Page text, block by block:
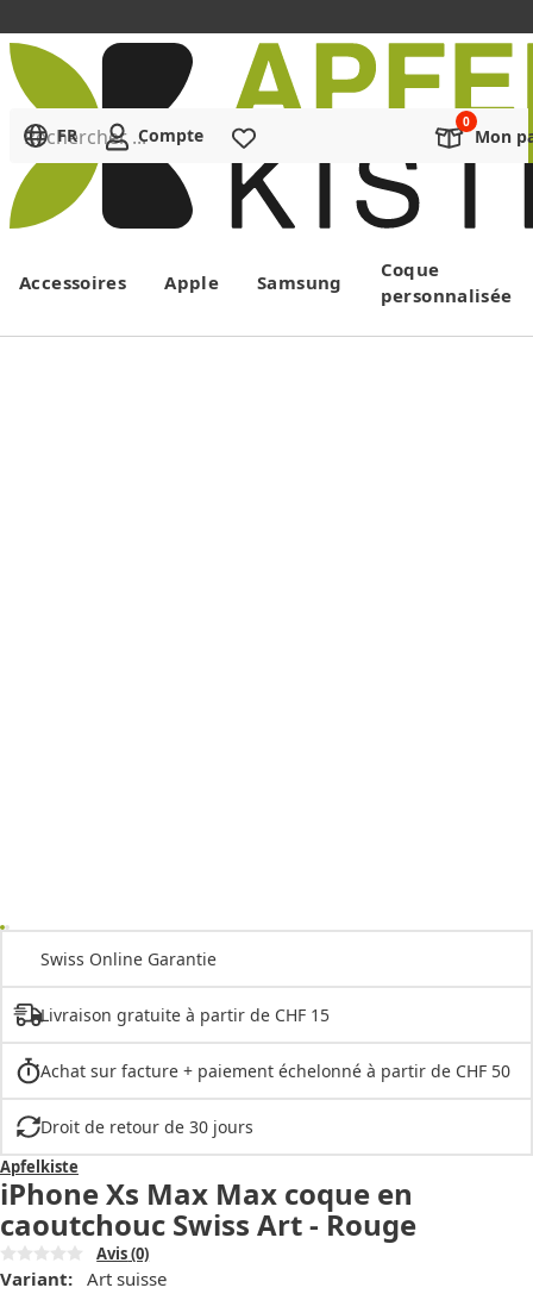
Menu
Rechercher ...
FR Compte Mon
Accessoires Apple Samsung
Coque
personnalisée
Swiss Online Garantie
Livraison gratuite à partir de CHF 15
Achat sur facture + paiement échelonné à partir de CHF 50
Droit de retour de 30 jours
Apfelkiste
iPhone Xs Max Max coque en
caoutchouc Swiss Art - Rouge
Avis(0)
Variant: Art suisse